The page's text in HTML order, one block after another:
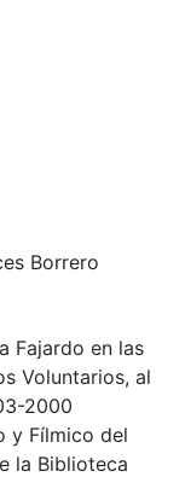
Borrero
Fajardo en las
Voluntarios, al
2000
y Fílmico del
la Biblioteca